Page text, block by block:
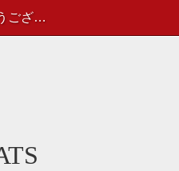
ありがとうございました。 | WILD CATS 活動レポート